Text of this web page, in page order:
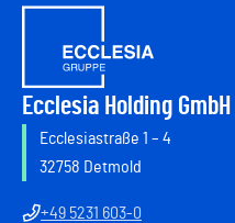
Ecclesia Holding GmbH
Ecclesiastraße 1 – 4
32758 Detmold
+49 5231 603-0